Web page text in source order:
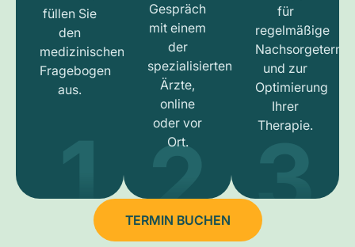
füllen Sie
den
medizinischen
Fragebogen
aus.
1
Gespräch
mit einem
der
spezialisierten
Ärzte,
online
oder vor
Ort.
2
für
regelmäßige
und zur
Optimierung
Ihrer
Therapie.
3
TERMIN BUCHEN